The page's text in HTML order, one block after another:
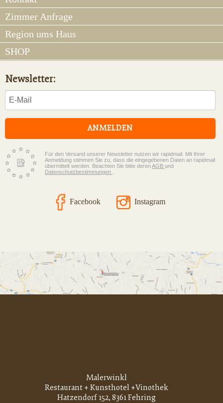
Zimmer Anfrage
Region ums Haus
SHOP
Newsletter:
ANMELDEN
Für den Versand unserer Newsletter nutzen wir rapidmail. Mit Ihrer
Anmeldung stimmen Sie zu, dass die eingegebenen Daten an rapidmail
übermittelt werden. Beachten Sie bitte derenAGB und
Datenschutzbestimmungen
Facebook Instagram
Malerwinkl
Restaurant + Kunsthotel +Vinothek
Hatzendorf 152, 8361 Fehring